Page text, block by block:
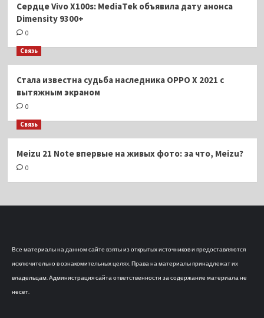
Сердце Vivo X100s: MediaTek объявила дату анонса
Dimensity 9300+
0
Связь
Стала известна судьба наследника OPPO X 2021 с
вытяжным экраном
0
Связь
Meizu 21 Note впервые на живых фото: за что, Meizu?
0
Все материалы на данном сайте взяты из открытых источников и предоставляются
исключительно в ознакомительных целях. Права на материалы принадлежат их
владельцам. Администрация сайта ответственности за содержание материала не
несет.